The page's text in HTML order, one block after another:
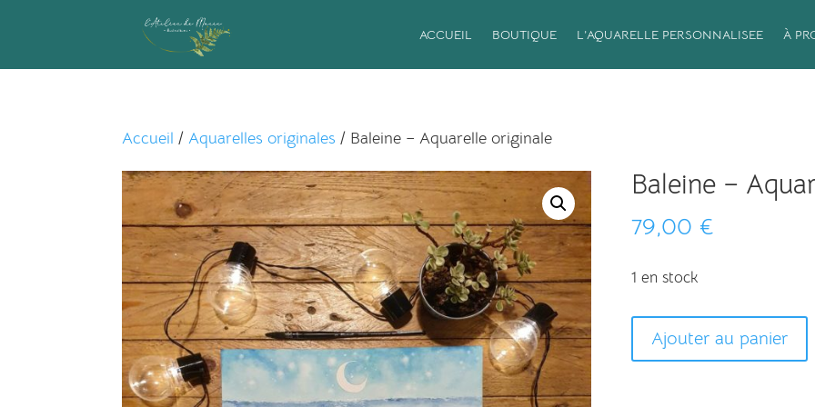
ACCUEIL BOUTIQUE L’AQUARELLE PERSONNALISEE À
Accueil /Aquarelles originales / Baleine – Aquarelle originale
Baleine –
79,00 €
1 en stock
quantité
de
Ajouter au panier
l